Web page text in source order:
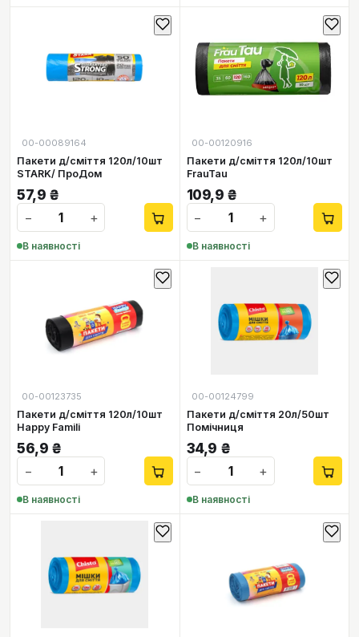
00-00089164
Пакети д/сміття 120л/10шт
STARK/ ПроДом
57,9 ₴
−
+
В наявності
00-00120916
Пакети д/сміття 120л/10шт
FrauTau
109,9 ₴
−
+
В наявності
00-00123735
Пакети д/сміття 120л/10шт
Happy Famili
56,9 ₴
−
+
В наявності
00-00124799
Пакети д/сміття 20л/50шт
Помічниця
34,9 ₴
−
+
В наявності